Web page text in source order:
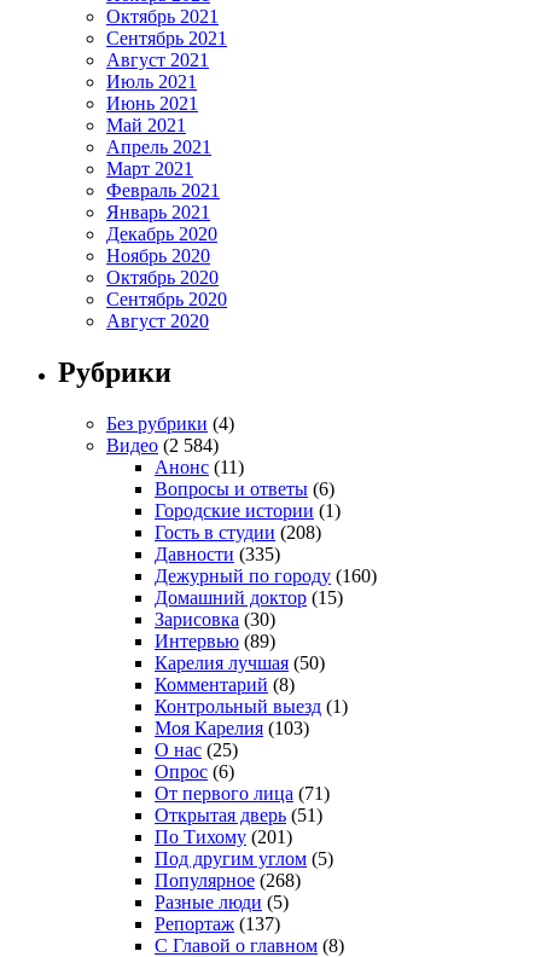
Октябрь 2021
Сентябрь 2021
Август 2021
Июль 2021
Июнь 2021
Май 2021
Апрель 2021
Март 2021
Февраль 2021
Январь 2021
Декабрь 2020
Ноябрь 2020
Октябрь 2020
Сентябрь 2020
Август 2020
Рубрики
Без рубрики (4)
Видео (2 584)
Анонс (11)
Вопросы и ответы (6)
Городские истории (1)
Гость в студии (208)
Давности (335)
Дежурный по городу (160)
Домашний доктор (15)
Зарисовка (30)
Интервью (89)
Карелия лучшая (50)
Комментарий (8)
Контрольный выезд (1)
Моя Карелия (103)
О нас (25)
Опрос (6)
От первого лица (71)
Открытая дверь (51)
По Тихому (201)
Под другим углом (5)
Популярное (268)
Разные люди (5)
Репортаж (137)
С Главой о главном (8)